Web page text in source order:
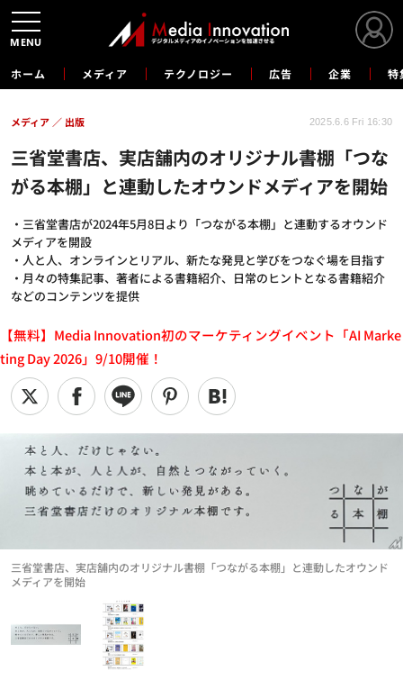
ホーム メディア テクノロジー 広告 企業 特
三省堂書店、実店舗内のオリジナル書棚「つな
がる本棚」と連動したオウンドメディアを開始
・三省堂書店が2024年5月8日より「つながる本棚」と連動するオウンド
メディアを開設
・人と人、オンラインとリアル、新たな発見と学びをつなぐ場を目指す
・月々の特集記事、著者による書籍紹介、日常のヒントとなる書籍紹介
などのコンテンツを提供
メディア 出版 2025.6.6 Fri 16:30
【無料】Media Innovation初のマーケティングイベント「AI Marke
ting Day 2026」9/10開催！
三省堂書店、実店舗内のオリジナル書棚「つながる本棚」と連動したオウンド
メディアを開始
MENU